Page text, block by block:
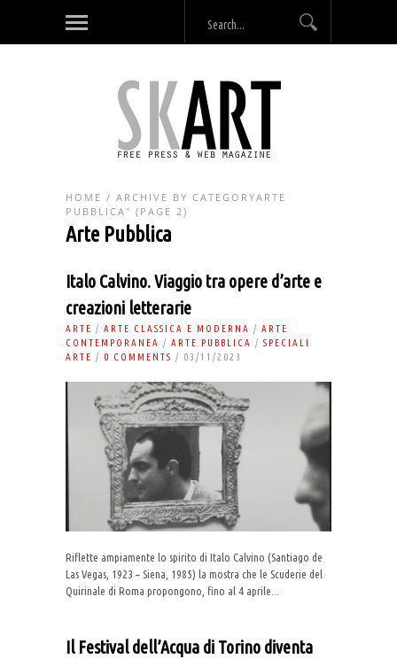
HOME / ARCHIVE BY CATEGORYARTE
PUBBLICA" (PAGE 2)
Arte Pubblica
Italo Calvino. Viaggio tra opere d’arte e
creazioni letterarie
ARTE / ARTE CLASSICA E MODERNA / ARTE
CONTEMPORANEA / ARTE PUBBLICA / SPECIALI
ARTE / 0 COMMENTS / 03/11/2023
Riflette ampiamente lo spirito di Italo Calvino (Santiago de
Las Vegas, 1923 – Siena, 1985) la mostra che le Scuderie del
Quirinale di Roma propongono, fino al 4 aprile...
Il Festival dell’Acqua di Torino diventa